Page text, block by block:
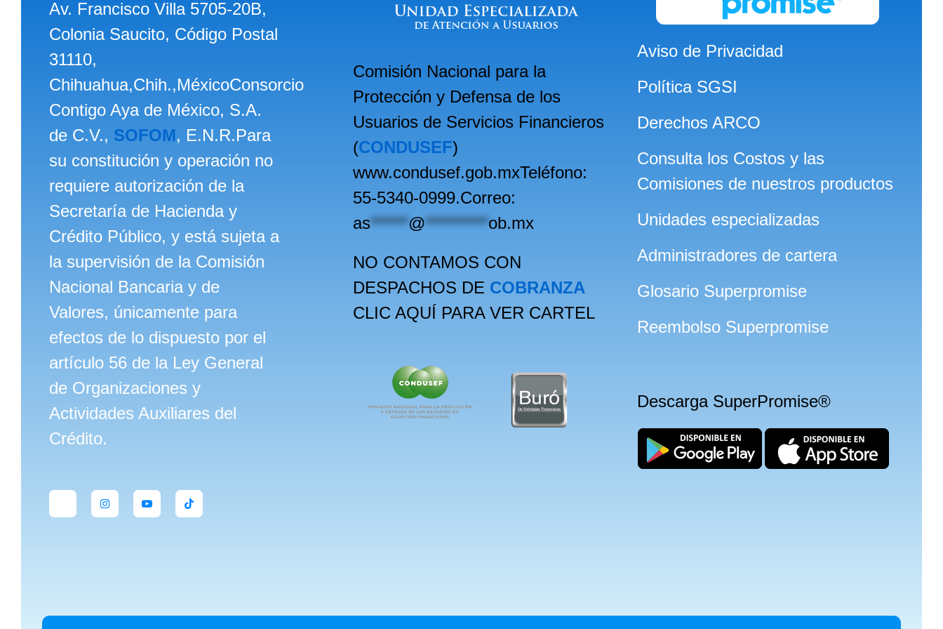
Av. Francisco Villa 5705-20B,
Colonia Saucito, Código Postal
31110,
Chihuahua,Chih.,MéxicoConsorcio
Contigo Aya de México, S.A.
de C.V., SOFOM, E.N.R.Para
su constitución y operación no
requiere autorización de la
Secretaría de Hacienda y
Crédito Público, y está sujeta a
la supervisión de la Comisión
Nacional Bancaria y de
Valores, únicamente para
efectos de lo dispuesto por el
artículo 56 de la Ley General
de Organizaciones y
Actividades Auxiliares del
Crédito.
Comisión Nacional para la
Protección y Defensa de los
Usuarios de Servicios Financieros
(CONDUSEF)
www.condusef.gob.mxTeléfono:
55-5340-0999.Correo:
as******@**********ob.mx
NO CONTAMOS CON
DESPACHOS DE COBRANZA
CLIC AQUÍ PARA VER CARTEL
Aviso de Privacidad
Política SGSI
Derechos ARCO
Consulta los Costos y las
Comisiones de nuestros productos
Unidades especializadas
Administradores de cartera
Glosario Superpromise
Reembolso Superpromise
Descarga SuperPromise®